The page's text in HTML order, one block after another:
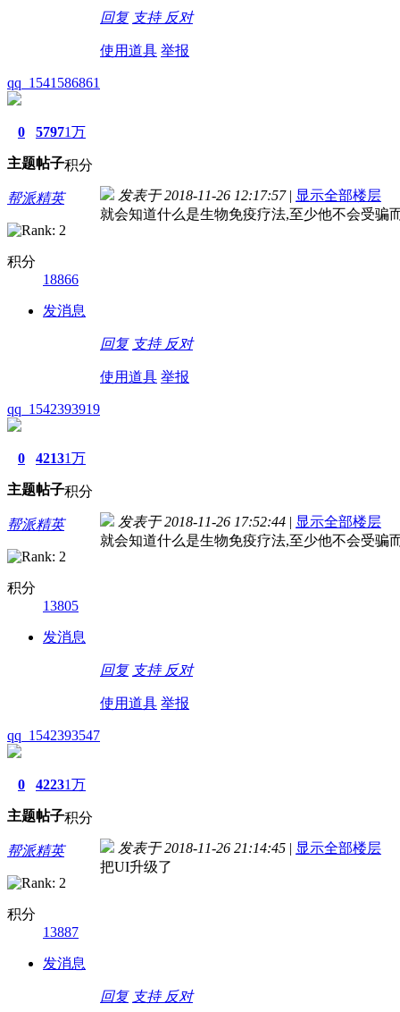
回复 支持 反对
使用道具 举报
qq_1541586861
0
主题
5797
帖子
1万
积分
帮派精英
积分
18866
发消息
发表于 2018-11-26 12:17:57 | 显示全部楼层
就会知道什么是生物免疫疗法,至少他不会受骗
回复 支持 反对
使用道具 举报
qq_1542393919
0
主题
4213
帖子
1万
积分
帮派精英
积分
13805
发消息
发表于 2018-11-26 17:52:44 | 显示全部楼层
就会知道什么是生物免疫疗法,至少他不会受骗
回复 支持 反对
使用道具 举报
qq_1542393547
0
主题
4223
帖子
1万
积分
帮派精英
积分
13887
发消息
发表于 2018-11-26 21:14:45 | 显示全部楼层
把UI升级了
回复 支持 反对